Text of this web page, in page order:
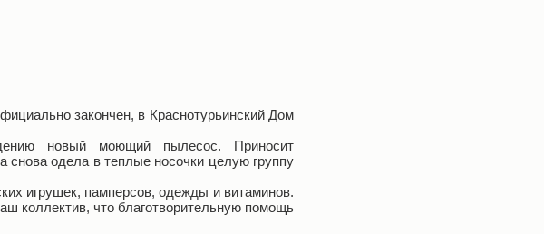
закончен, в Краснотурьинский Дом
новый моющий пылесос. Приносит
одела в теплые носочки целую группу
игрушек, памперсов, одежды и витаминов.
коллектив, что благотворительную помощь